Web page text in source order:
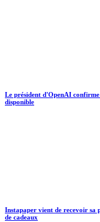
Le président d'OpenAI
disponible
Instapaper vient de recevoir sa
de cadeaux